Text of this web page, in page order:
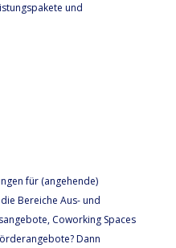
und
für (angehende)
Bereiche Aus- und
Coworking Spaces
Dann